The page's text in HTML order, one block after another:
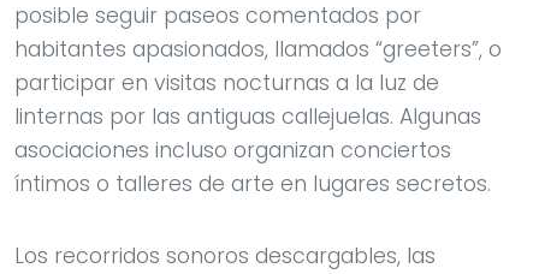
posible seguir paseos comentados por
habitantes apasionados, llamados “greeters”, o
participar en visitas nocturnas a la luz de
linternas por las antiguas callejuelas. Algunas
asociaciones incluso organizan conciertos
íntimos o talleres de arte en lugares secretos.
Los recorridos sonoros descargables, las